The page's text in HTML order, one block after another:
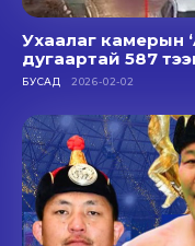
Ухаалаг камерын
дугаартай 587
БУСАД 2026-02-02